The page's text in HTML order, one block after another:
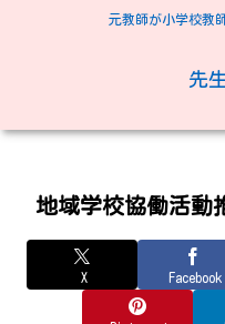
元教師が小学校教
先
地域学校協働活動
X Facebook